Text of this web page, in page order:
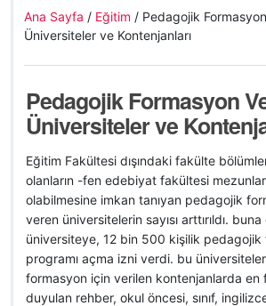
Ana Sayfa / Eğitim / Pedagojik
Üniversiteler ve Kontenjanları
Pedagojik Formasyon
Üniversiteler ve
Eğitim Fakültesi dışındaki fakülte
olanların -fen edebiyat fakültesi
olabilmesine imkan tanıyan pedagojik
veren üniversitelerin sayısı arttırıldı.
üniversiteye, 12 bin 500 kişilik pedagojik
programı açma izni verdi. bu
formasyon için verilen kontenjanlarda en
duyulan rehber, okul öncesi, sınıf,